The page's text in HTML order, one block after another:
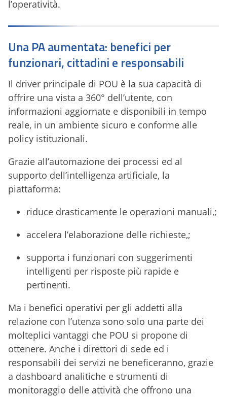
l’operatività.
Una PA aumentata: benefici per
funzionari, cittadini e responsabili
Il driver principale di POU è la sua capacità di
offrire una vista a 360° dell’utente, con
informazioni aggiornate e disponibili in tempo
reale, in un ambiente sicuro e conforme alle
policy istituzionali.
Grazie all’automazione dei processi ed al
supporto dell’intelligenza artificiale, la
piattaforma:
riduce drasticamente le operazioni manuali,;
accelera l’elaborazione delle richieste,;
supporta i funzionari con suggerimenti
intelligenti per risposte più rapide e
pertinenti.
Ma i benefici operativi per gli addetti alla
relazione con l’utenza sono solo una parte dei
molteplici vantaggi che POU si propone di
ottenere. Anche i direttori di sede ed i
responsabili dei servizi ne beneficeranno, grazie
a dashboard analitiche e strumenti di
monitoraggio delle attività che offrono una